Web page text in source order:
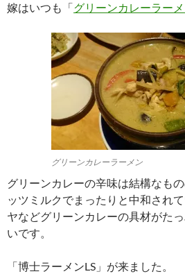
嫁はいつも「グリーンカレーラー
グリーンカレーラーメン
グリーンカレーの辛味は結構なも
ッツミルクでまったりと中和され
ヤなどグリーンカレーの具材がた
いです。
「博士ラーメンLS」が来ました。